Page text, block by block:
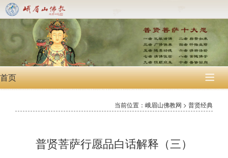
首页 
当前位置：峨眉山佛教网 > 普贤经典
普贤菩萨行愿品白话解释（三）